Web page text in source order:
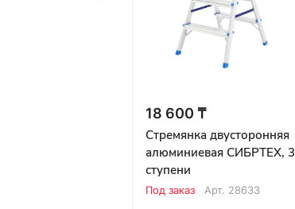
18 600 ₸
Стремянка двусторонняя
алюминиевая СИБРТЕХ, 3
ступени
Под заказ Арт. 28633